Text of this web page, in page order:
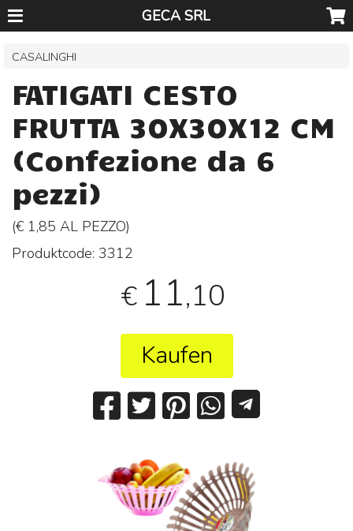
GECA SRL
CASALINGHI
FATIGATI CESTO
FRUTTA 30X30X12 CM
(Confezione da 6
pezzi)
(€ 1,85 AL PEZZO)
Produktcode:3312
€ 11,10
Kaufen